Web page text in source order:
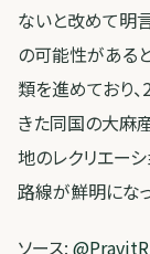
ないと改めて明
の可能性がある
類を進めており
きた同国の大麻
地のレクリエー
路線が鮮明にな
ソース: @PravitR